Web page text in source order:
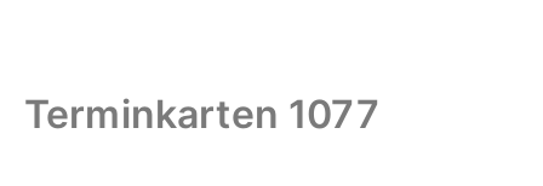
Terminkarten 1077